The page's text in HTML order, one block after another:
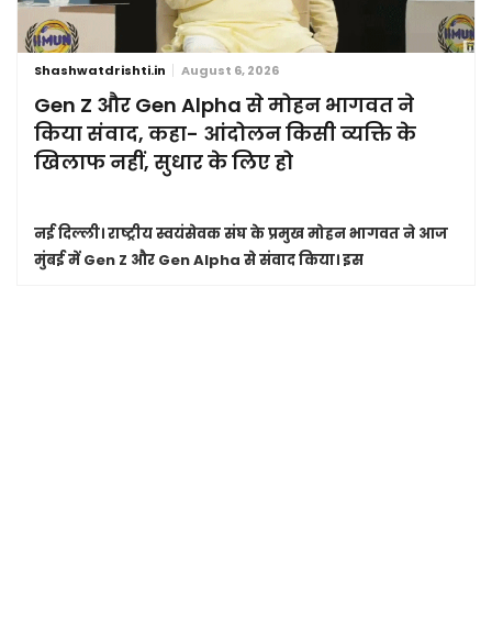
Shashwatdrishti.in August 6, 2026
Gen Z और Gen Alpha से मोहन भागवत ने
किया संवाद, कहा- आंदोलन किसी व्यक्ति के
खिलाफ नहीं, सुधार के लिए हो
नई दिल्ली।राष्ट्रीय स्वयंसेवक संघ के प्रमुख मोहन भागवत ने आज
मुंबई में Gen Z और Gen Alpha से संवाद किया। इस